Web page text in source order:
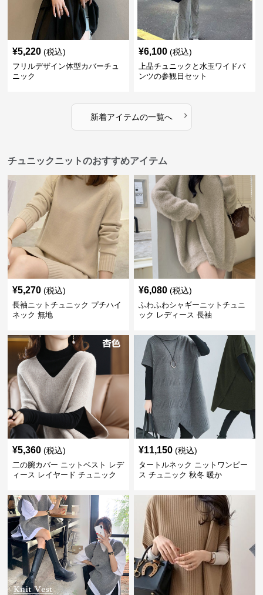
¥5,220 (税込)
フリルデザイン体型カバーチュ
ニック
¥6,100 (税込)
上品チュニックと水玉ワイドパ
ンツの参観日セット
新着アイテムの一覧へ ›
チュニックニットのおすすめアイテム
¥5,270 (税込)
長袖ニットチュニック プチハイ
ネック 無地
¥6,080 (税込)
ふわふわシャギーニットチュニ
ック レディース 長袖
¥5,360 (税込)
二の腕カバー ニットベスト レデ
ィース レイヤード チュニック
¥11,150 (税込)
タートルネック ニットワンピー
ス チュニック 秋冬 暖か